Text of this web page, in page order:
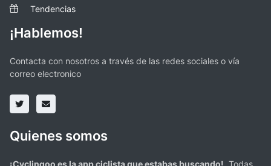
Tendencias
¡Hablemos!
Contacta con nosotros a través de las redes sociales o vía
correo electronico
Quienes somos
¡Cyclingoo es la app ciclista que estabas buscando!. Todas